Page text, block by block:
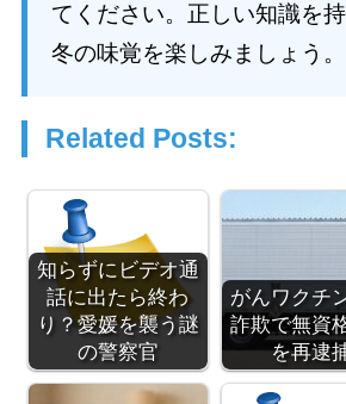
てください。正しい知識を
冬の味覚を楽しみましょう。
Related Posts:
知らずにビデオ通
話に出たら終わ
り？愛媛を襲う謎
の警察官
がんワクチ
詐欺で無資
を再逮